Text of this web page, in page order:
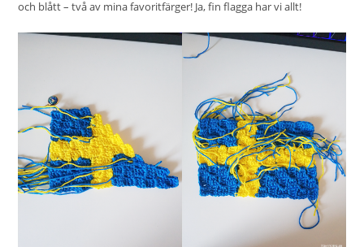
och blått – två av mina favoritfärger! Ja, fin flagga har vi allt!